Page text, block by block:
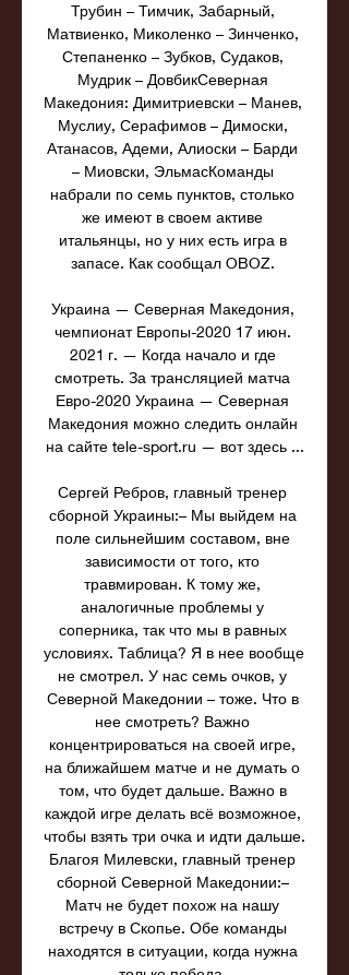
Трубин – Тимчик, Забарный,
Матвиенко, Миколенко – Зинченко,
Степаненко – Зубков, Судаков,
Мудрик – ДовбикСеверная
Македония: Димитриевски – Манев,
Муслиу, Серафимов – Димоски,
Атанасов, Адеми, Алиоски – Барди
– Миовски, ЭльмасКоманды
набрали по семь пунктов, столько
же имеют в своем активе
итальянцы, но у них есть игра в
запасе. Как сообщал OBOZ.
Украина — Северная Македония,
чемпионат Европы-2020 17 июн.
2021 г. — Когда начало и где
смотреть. За трансляцией матча
Евро-2020 Украина — Северная
Македония можно следить онлайн
на сайте tele-sport.ru — вот здесь ...
Сергей Ребров, главный тренер
сборной Украины:– Мы выйдем на
поле сильнейшим составом, вне
зависимости от того, кто
травмирован. К тому же,
аналогичные проблемы у
соперника, так что мы в равных
условиях. Таблица? Я в нее вообще
не смотрел. У нас семь очков, у
Северной Македонии – тоже. Что в
нее смотреть? Важно
концентрироваться на своей игре,
на ближайшем матче и не думать о
том, что будет дальше. Важно в
каждой игре делать всё возможное,
чтобы взять три очка и идти дальше.
Благоя Милевски, главный тренер
сборной Северной Македонии:–
Матч не будет похож на нашу
встречу в Скопье. Обе команды
находятся в ситуации, когда нужна